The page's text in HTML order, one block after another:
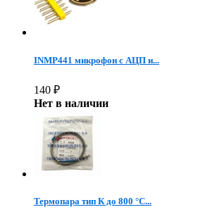
INMP441 микрофон c АЦП и...
140 ₽
Нет в наличии
Термопара тип К до 800 °C...